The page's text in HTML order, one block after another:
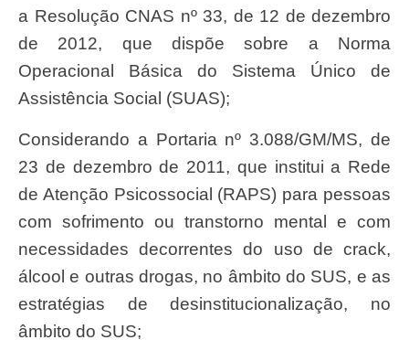
a Resolução CNAS nº 33, de 12 de dezembro
de 2012, que dispõe sobre a Norma
Operacional Básica do Sistema Único de
Assistência Social (SUAS);
Considerando a Portaria nº 3.088/GM/MS, de
23 de dezembro de 2011, que institui a Rede
de Atenção Psicossocial (RAPS) para pessoas
com sofrimento ou transtorno mental e com
necessidades decorrentes do uso de crack,
álcool e outras drogas, no âmbito do SUS, e as
estratégias de desinstitucionalização, no
âmbito do SUS;